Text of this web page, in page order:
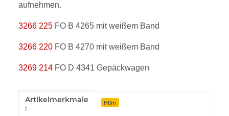
aufnehmen.
3266 225 FO B 4265 mit weißem Band
3266 220 FO B 4270 mit weißem Band
3269 214 FO D 4341 Gepäckwagen
Produkteigenschaft
Wert
Artikelmerkmale
:
H0m